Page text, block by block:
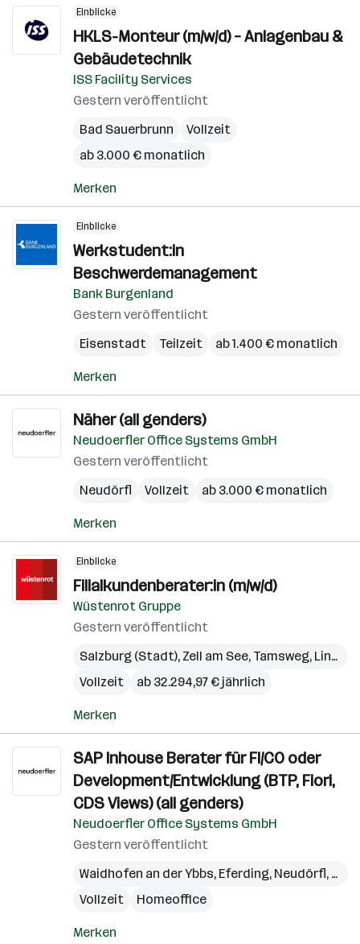
Einblicke
HKLS-Monteur (m/w/d) – Anlagenbau &
Gebäudetechnik
ISS Facility Services
Gestern veröffentlicht
Bad Sauerbrunn
Vollzeit
ab 3.000 € monatlich
Merken
Einblicke
Werkstudent:in
Beschwerdemanagement
Bank Burgenland
Gestern veröffentlicht
Eisenstadt
Teilzeit ab 1.400 € monatlich
Merken
Näher (all genders)
Neudoerfler Office Systems GmbH
Gestern veröffentlicht
Neudörfl
Vollzeit ab 3.000 € monatlich
Merken
Einblicke
Filialkundenberater:in (m/w/d)
Wüstenrot Gruppe
Gestern veröffentlicht
Salzburg (Stadt), Zell am See, Tamsweg, Linz
Vollzeit
ab 32.294,97 € jährlich
Merken
SAP Inhouse Berater für FI/CO oder
Development/Entwicklung (BTP, Fiori,
CDS Views) (all genders)
Neudoerfler Office Systems GmbH
Gestern veröffentlicht
Waidhofen an der Ybbs, Eferding, Neudörfl, Wien
Vollzeit
Homeoffice
Merken